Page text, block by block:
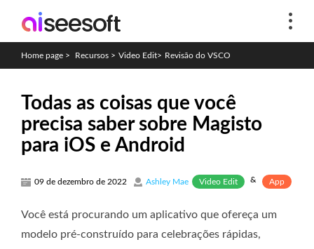
Home page > Recursos > Video Edit> Revisão do VSCO
Todas as coisas que você
precisa saber sobre Magisto
para iOS e Android
09 de dezembro de 2022 Ashley Mae Video Edit & App
Você está procurando um aplicativo que ofereça um
modelo pré-construído para celebrações rápidas,